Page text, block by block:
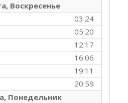
Воскресенье
03:24
05:20
12:17
16:06
19:11
20:59
Понедельник